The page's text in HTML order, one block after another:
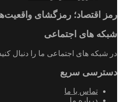
رمز اقتصاد؛ رمزگشای
شبکه های اجتماعی
در شبکه های اجتماعی ما را دنبال
دسترسی سریع
تماس با ما